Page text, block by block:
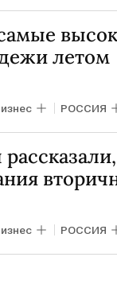
туриндустрии
летом
РОССИЯ
РОССИЯ